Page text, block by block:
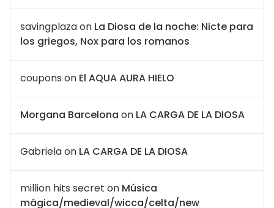
savingplazaon La Diosa de la noche: Nicte para
los griegos, Nox para los romanos
coupons on El AQUA AURA HIELO
Morgana Barcelona on LA CARGA DE LA DIOSA
Gabrielaon LA CARGA DE LA DIOSA
million hits secret on Música
mágica/medieval/wicca/celta/new